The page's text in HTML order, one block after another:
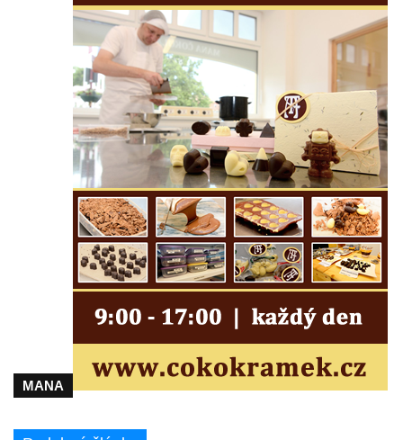
Lužici
Pomník vojákům Rudé armády na hřbitově
v Kozlech
Pamětní deska pochodu smrti v Saupsdorfu
Pomník obětem 2. světové války v parku
Walthera von der Vogelweide v Duchcově
Památník obětem holokaustu v Lipové ulici
v Duchcově
Pomník obětem válek v Jeníkově
Pamětní deska obětem 1. světové války na
kapli Panny Marie v Lahošti
Mikulášovicích
Pomník obětem bombardování 8. 5. 1945 v
ulici U Plovárny ve Frýdlantu
Základní škole Tyršova v Rumburku
MANA